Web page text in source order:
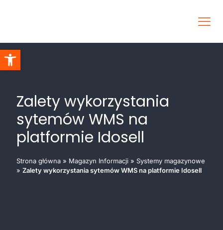
Otwórz pasek narzędzi
Zalety wykorzystania
sytemów WMS na
platformie Idosell
Strona główna » Magazyn Informacji » Systemy magazynowe
» Zalety wykorzystania sytemów WMS na platformie Idosell